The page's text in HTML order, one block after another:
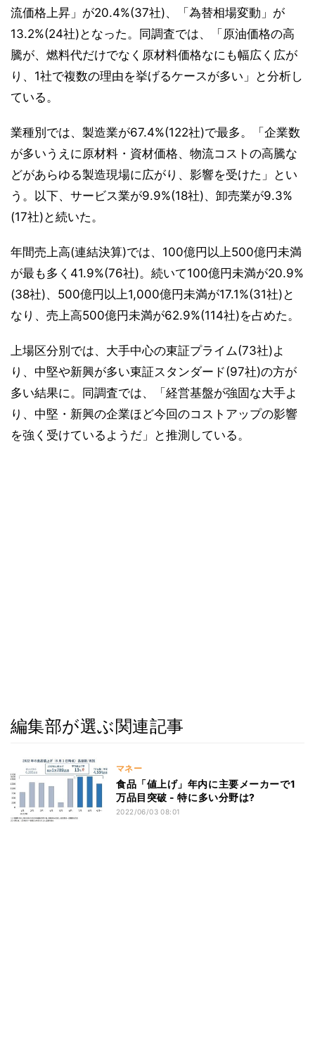
流価格上昇」が20.4%(37社)、「為替相場変動」が
13.2%(24社)となった。同調査では、「原油価格の高
騰が、燃料代だけでなく原材料価格なにも幅広く広が
り、1社で複数の理由を挙げるケースが多い」と分析し
ている。
業種別では、製造業が67.4%(122社)で最多。「企業数
が多いうえに原材料・資材価格、物流コストの高騰な
どがあらゆる製造現場に広がり、影響を受けた」とい
う。以下、サービス業が9.9%(18社)、卸売業が9.3%
(17社)と続いた。
年間売上高(連結決算)では、100億円以上500億円未満
が最も多く41.9%(76社)。続いて100億円未満が20.9%
(38社)、500億円以上1,000億円未満が17.1%(31社)と
なり、売上高500億円未満が62.9%(114社)を占めた。
上場区分別では、大手中心の東証プライム(73社)よ
り、中堅や新興が多い東証スタンダード(97社)の方が
多い結果に。同調査では、「経営基盤が強固な大手よ
り、中堅・新興の企業ほど今回のコストアップの影響
を強く受けているようだ」と推測している。
編集部が選ぶ関連記事
マネー
食品「値上げ」年内に主要メーカーで1
万品目突破 - 特に多い分野は?
2022/06/03 08:01